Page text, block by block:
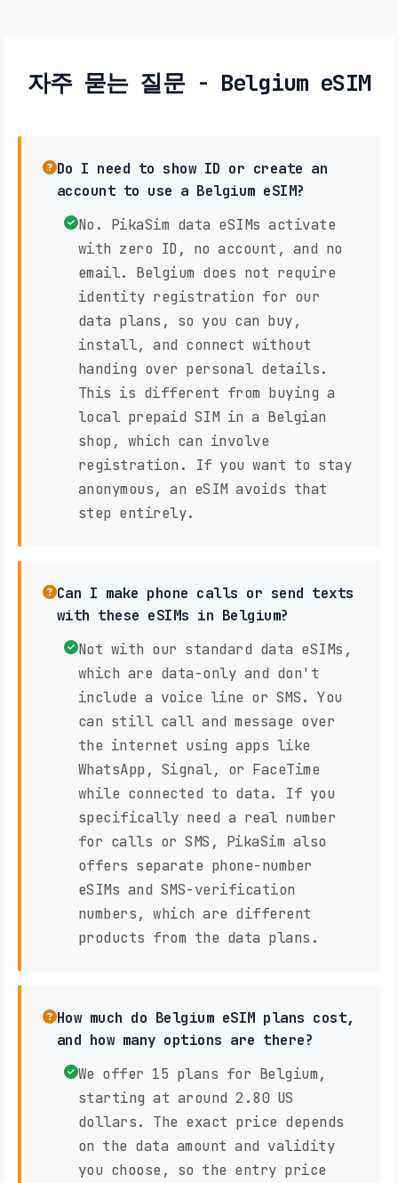
자주 묻는 질문 - Belgium eSIM
Do I need to show ID or create an
account to use a Belgium eSIM?
No. PikaSim data eSIMs activate
with zero ID, no account, and no
email. Belgium does not require
identity registration for our
data plans, so you can buy,
install, and connect without
handing over personal details.
This is different from buying a
local prepaid SIM in a Belgian
shop, which can involve
registration. If you want to stay
anonymous, an eSIM avoids that
step entirely.
Can I make phone calls or send texts
with these eSIMs in Belgium?
Not with our standard data eSIMs,
which are data-only and don't
include a voice line or SMS. You
can still call and message over
the internet using apps like
WhatsApp, Signal, or FaceTime
while connected to data. If you
specifically need a real number
for calls or SMS, PikaSim also
offers separate phone-number
eSIMs and SMS-verification
numbers, which are different
products from the data plans.
How much do Belgium eSIM plans cost,
and how many options are there?
We offer 15 plans for Belgium,
starting at around 2.80 US
dollars. The exact price depends
on the data amount and validity
you choose, so the entry price